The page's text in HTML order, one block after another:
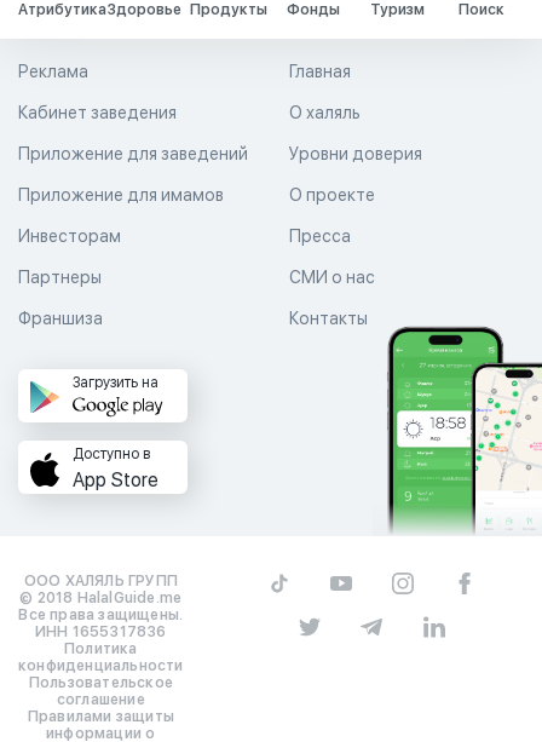
АтрибутикаЗдоровье Продукты Фонды Туризм Поиск
Главная
О халяль
Уровни доверия
Реклама
Кабинет заведения
Приложение для заведений
Приложение для имамов О проекте
Пресса
СМИ о нас
Контакты
Инвесторам
Партнеры
Франшиза
Загрузить на
Доступно в
App Store
ООО ХАЛЯЛЬ ГРУПП
© 2018 HalalGuide.me
Все права защищены.
ИНН 1655317836
Политика
конфиденциальности
Пользовательское
соглашение
Правилами защиты
информации о